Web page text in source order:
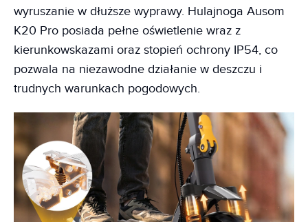
wyruszanie w dłuższe wyprawy. Hulajnoga Ausom
K20 Pro posiada pełne oświetlenie wraz z
kierunkowskazami oraz stopień ochrony IP54, co
pozwala na niezawodne działanie w deszczu i
trudnych warunkach pogodowych.